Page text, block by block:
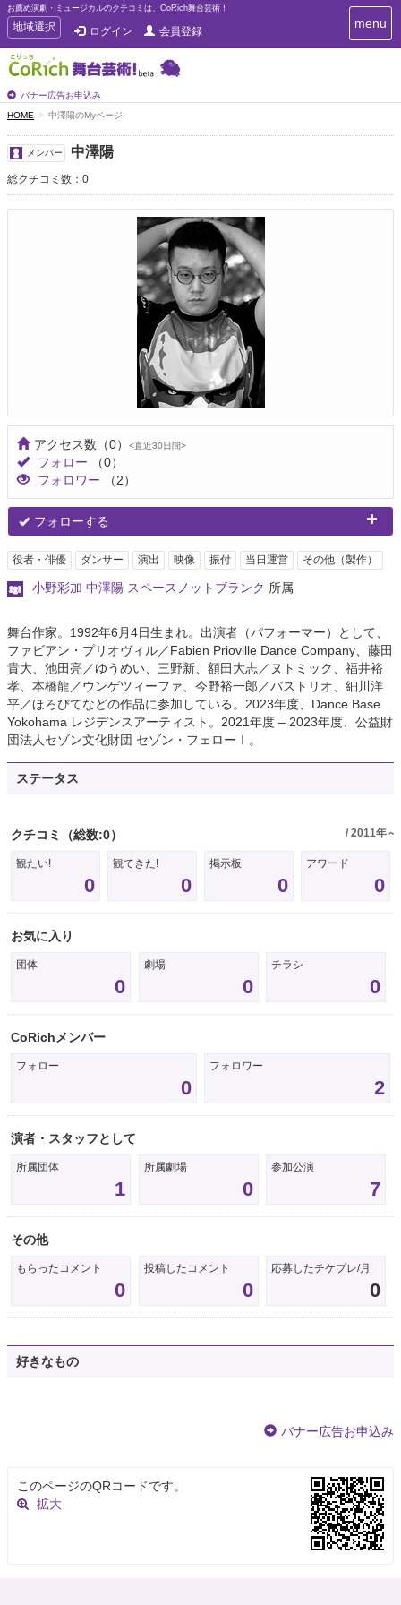
お薦め演劇・ミュージカルのクチコミは、CoRich舞台芸術！
T
o
g
g
e
n
a
v
i
g
a
t
地域選択 ログイン 会員登録
バナー広告お申込み
T
o
menu
HOME 中澤陽のMyページ
メンバー 中澤陽
総クチコミ数：0
アクセス数 （0） <直近30日間>
フォロー
（0）
フォロワー
（2）
フォローする
役者・俳優 ダンサー 演出 映像 振付 当日運営 その他（製作）
小野彩加 中澤陽 スペースノットブランク 所属
舞台作家。1992年6月4日生まれ。出演者（パフォーマー）として、
ファビアン・プリオヴィル／Fabien Prioville Dance Company、藤田
貴大、池田亮／ゆうめい、三野新、額田大志／ヌトミック、福井裕
孝、本橋龍／ウンゲツィーファ、今野裕一郎／バストリオ、細川洋
平／ほろびてなどの作品に参加している。2023年度、Dance Base
Yokohama レジデンスアーティスト。2021年度 – 2023年度、公益財
団法人セゾン文化財団 セゾン・フェローⅠ。
ステータス
クチコミ （総数:0） / 2011年～
観たい!
0
観てきた!
0
掲示板
0
アワード
0
お気に入り
団体
0
劇場
0
チラシ
0
CoRichメンバー
フォロー
0
フォロワー
2
演者・スタッフとして
所属団体
1
所属劇場
0
参加公演
7
その他
もらったコメント
0
投稿したコメント
0
応募したチケプレ/月
0
好きなもの
バナー広告お申込み
このページのQRコードです。
拡大